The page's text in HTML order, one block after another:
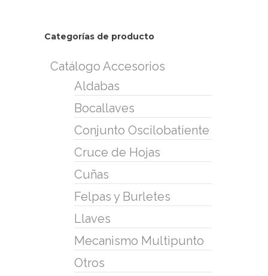
Categorías de producto
Catálogo Accesorios
Aldabas
Bocallaves
Conjunto Oscilobatiente
Cruce de Hojas
Cuñas
Felpas y Burletes
Llaves
Mecanismo Multipunto
Otros